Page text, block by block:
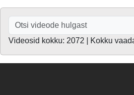
Videosid kokku: 2072 | Kokku